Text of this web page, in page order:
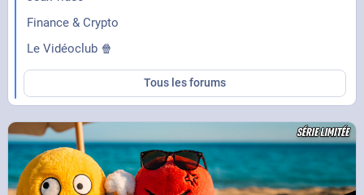
Finance & Crypto
Le Vidéoclub 🍿
Tous les forums